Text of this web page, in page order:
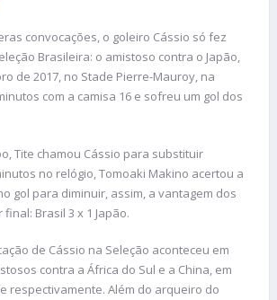
convocações, o goleiro Cássio só fez
Brasileira: o amistoso contra o Japão,
de 2017, no Stade Pierre-Mauroy, na
com a camisa 16 e sofreu um gol dos
Tite chamou Cássio para substituir
no relógio, Tomoaki Makino acertou a
gol para diminuir, assim, a vantagem dos
Brasil 3 x 1 Japão.
de Cássio na Seleção aconteceu em
contra a África do Sul e a China, em
respectivamente. Além do arqueiro do